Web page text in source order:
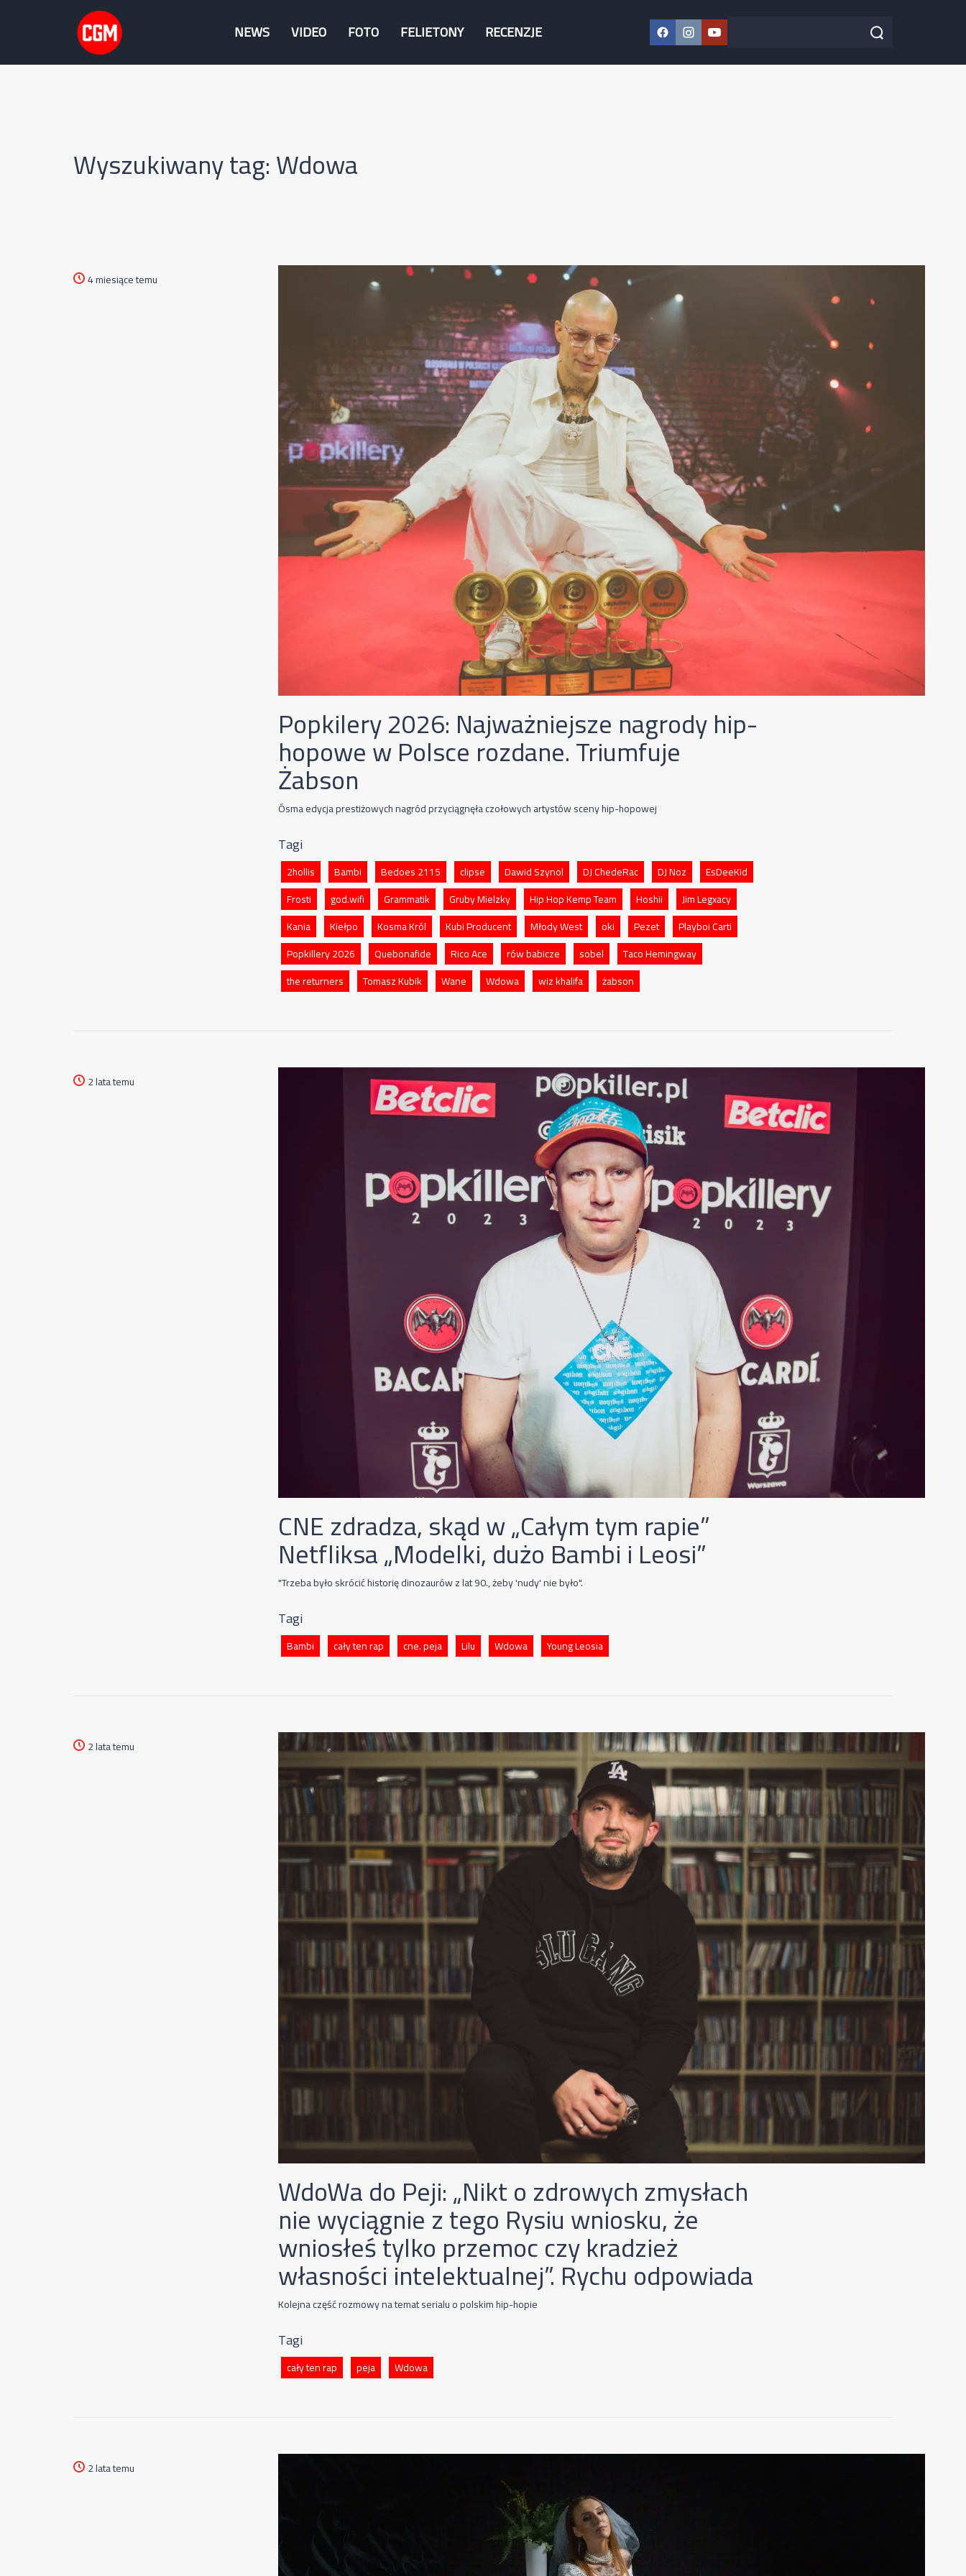
NEWS VIDEO FOTO FELIETONY RECENZJE Facebook
Instagram
YouTube
Szukaj w serwisie Szukaj
Wyszukiwany tag: Wdowa
4 miesiące temu
Popkilery 2026: Najważniejsze nagrody hip-
hopowe w Polsce rozdane. Triumfuje
Żabson
Ósma edycja prestiżowych nagród przyciągnęła czołowych artystów sceny hip-hopowej
Tagi
2hollis Bambi Bedoes 2115 clipse Dawid Szynol DJ ChedeRac DJ Noz
EsDeeKid
Frosti
god.wifi Grammatik Gruby Mielzky Hip Hop Kemp Team Hoshii
Jim Legxacy
Kania
Kiełpo Kosma Król Kubi Producent Młody West oki Pezet
Playboi Carti
Popkillery 2026
Quebonafide Rico Ace rów babicze sobel
Taco Hemingway
the returners
Tomasz Kubik Wane Wdowa wiz khalifa żabson
2 lata temu
CNE zdradza, skąd w „Całym tym rapie”
Netfliksa „Modelki, dużo Bambi i Leosi”
"Trzeba było skrócić historię dinozaurów z lat 90., żeby 'nudy' nie było".
Tagi
Bambi cały ten rap cne. peja Lilu Wdowa Young Leosia
2 lata temu
WdoWa do Peji: „Nikt o zdrowych zmysłach
nie wyciągnie z tego Rysiu wniosku, że
wniosłeś tylko przemoc czy kradzież
własności intelektualnej”. Rychu odpowiada
Kolejna część rozmowy na temat serialu o polskim hip-hopie
Tagi
cały ten rap peja Wdowa
2 lata temu